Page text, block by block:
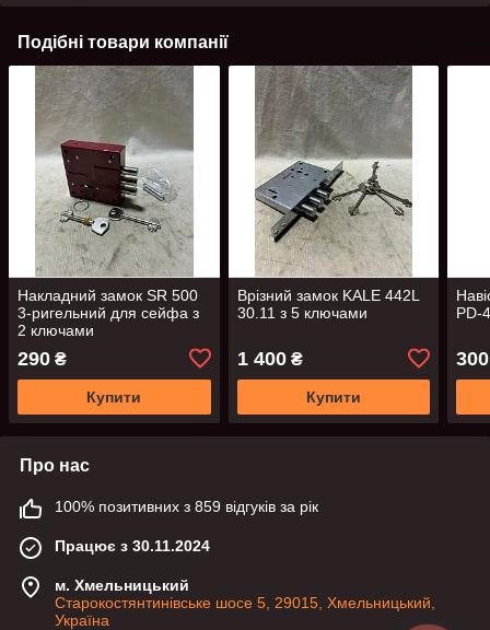
Подібні товари компанії
Накладний замок SR 500
3-ригельний для сейфа з
2 ключами
290 ₴
Купити
Врізний замок KALE 442L
30.11 з 5 ключами
1 400₴
Купити
PD-
300
Про нас
100% позитивних з 859 відгуків за рік
Працює з 30.11.2024
м. Хмельницький
Старокостянтинівське шосе 5, 29015, Хмельницький,
Україна